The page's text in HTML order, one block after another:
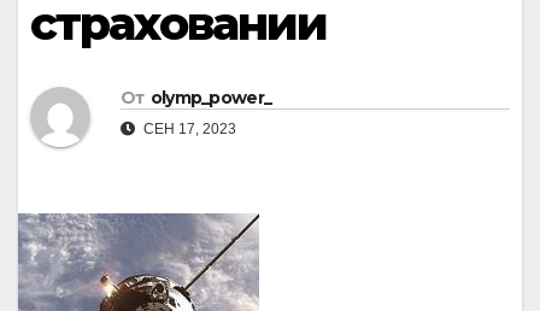
страховании
От olymp_power_
СЕН 17, 2023